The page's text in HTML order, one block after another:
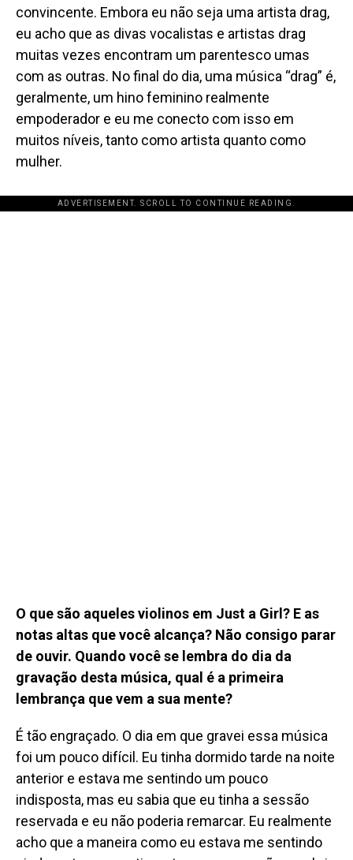
convincente. Embora eu não seja uma artista drag,
eu acho que as divas vocalistas e artistas drag
muitas vezes encontram um parentesco umas
com as outras. No final do dia, uma música “drag” é,
geralmente, um hino feminino realmente
empoderador e eu me conecto com isso em
muitos níveis, tanto como artista quanto como
mulher.
ADVERTISEMENT. SCROLL TO CONTINUE READING.
O que são aqueles violinos em Just a Girl? E as
notas altas que você alcança? Não consigo parar
de ouvir. Quando você se lembra do dia da
gravação desta música, qual é a primeira
lembrança que vem a sua mente?
É tão engraçado. O dia em que gravei essa música
foi um pouco difícil. Eu tinha dormido tarde na noite
anterior e estava me sentindo um pouco
indisposta, mas eu sabia que eu tinha a sessão
reservada e eu não poderia remarcar. Eu realmente
acho que a maneira como eu estava me sentindo